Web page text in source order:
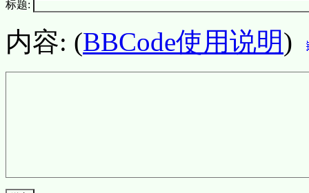
标题:
内容: (BBCode使用说明)